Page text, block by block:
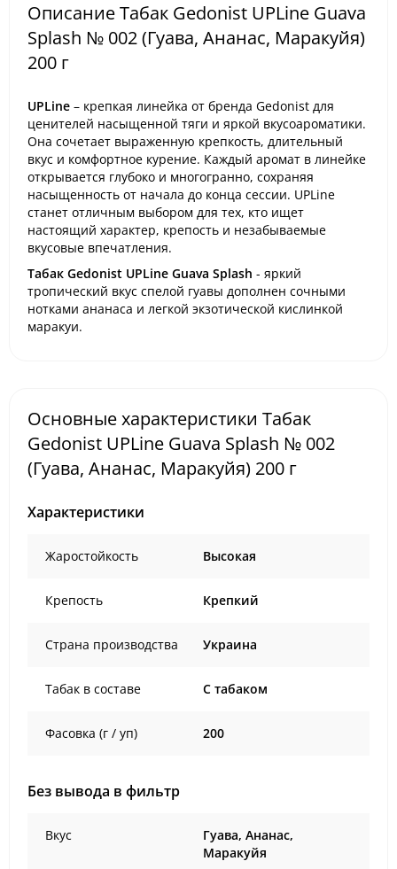
Описание Табак Gedonist UPLine Guava
Splash № 002 (Гуава, Ананас, Маракуйя)
200 г
UPLine – крепкая линейка от бренда Gedonist для
ценителей насыщенной тяги и яркой вкусоароматики.
Она сочетает выраженную крепкость, длительный
вкус и комфортное курение. Каждый аромат в линейке
открывается глубоко и многогранно, сохраняя
насыщенность от начала до конца сессии. UPLine
станет отличным выбором для тех, кто ищет
настоящий характер, крепость и незабываемые
вкусовые впечатления.
Табак Gedonist UPLine Guava Splash - яркий
тропический вкус спелой гуавы дополнен сочными
нотками ананаса и легкой экзотической кислинкой
маракуи.
Основные характеристики Табак
Gedonist UPLine Guava Splash № 002
(Гуава, Ананас, Маракуйя) 200 г
Характеристики
Жаростойкость Высокая
Крепость Крепкий
Страна производства Украина
Табак в составе C табаком
Фасовка (г / уп) 200
Без вывода в фильтр
Вкус
Гуава, Ананас,
Маракуйя